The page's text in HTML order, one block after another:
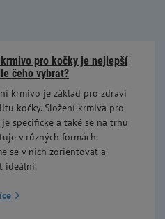
pro kočky je nejlepší
čeho vybrat?
krmivo je základ pro zdraví
kočky. Složení krmiva pro
je specifické a také se na trhu
v různých formách.
se v nich zorientovat a
ideální.